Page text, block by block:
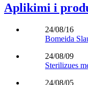
Aplikimi i
24/08/16
Bomeida
24/08/09
Sterilizues
24/08/05